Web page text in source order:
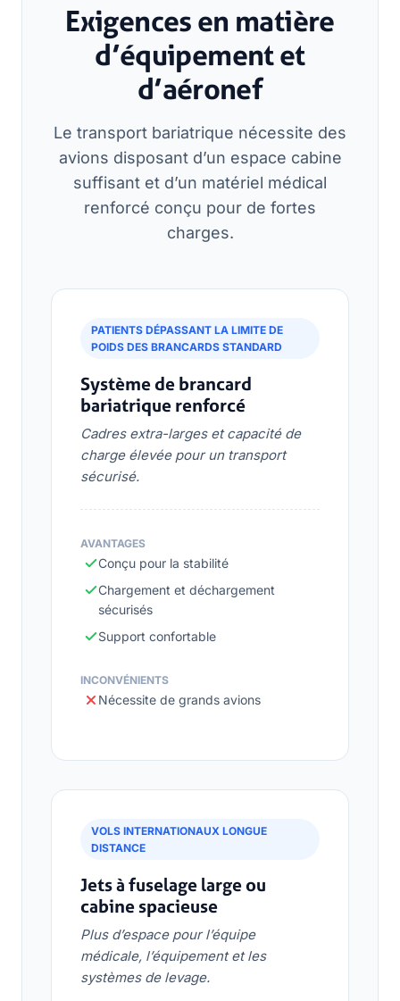
Exigences en matière
d’équipement et
d’aéronef
Le transport bariatrique nécessite des
avions disposant d’un espace cabine
suffisant et d’un matériel médical
renforcé conçu pour de fortes
charges.
PATIENTS DÉPASSANT LA LIMITE DE
POIDS DES BRANCARDS STANDARD
Système de brancard
bariatrique renforcé
Cadres extra-larges et capacité de
charge élevée pour un transport
sécurisé.
AVANTAGES
Conçu pour la stabilité
Chargement et déchargement
sécurisés
Support confortable
INCONVÉNIENTS
Nécessite de grands avions
VOLS INTERNATIONAUX LONGUE
DISTANCE
Jets à fuselage large ou
cabine spacieuse
Plus d’espace pour l’équipe
médicale, l’équipement et les
systèmes de levage.